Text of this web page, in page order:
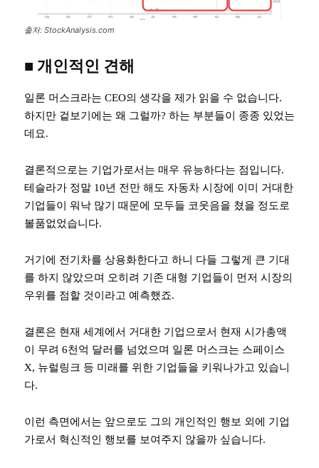
출처: StockAnalysis.com
■ 개인적인 견해
일론 머스크라는 CEO의 생각을 제가 읽을 수 없습니다.
하지만 겉보기에는 왜 그럴까? 하는 부분들이 종종 있었는
데요.
결론적으로는 기업가로서는 매우 유능하다는 점입니다.
테슬라가 정말 10년 전만 해도 자동차 시장에 이미 거대한
기업들이 워낙 많기 때문에 모두들 코웃음을 쳤을 정도로
볼품없었습니다.
거기에 전기차를 상용화한다고 하니 다들 그렇게 큰 기대
를 하지 않았으며 오히려 기존 대형 기업들이 먼저 시장의
우위를 점할 것이라고 예측했죠.
결론은 현재 세계에서 거대한 기업으로서 현재 시가총액
이 무려 6천억 달러를 넘었으며 일론 머스크는 스페이스
X, 뉴럴링크 등 미래를 위한 기업들을 키워나가고 있습니
다.
이런 측면에서는 앞으로도 그의 개인적인 행보 외에 기업
가로서 혁신적인 행보를 보여주지 않을까 싶습니다.